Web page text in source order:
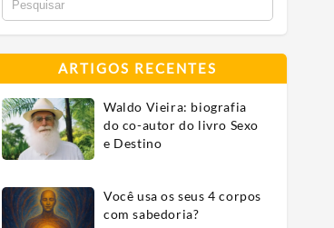
ARTIGOS RECENTES
Waldo Vieira: biografia
do co-autor do livro Sexo
e Destino
Você usa os seus 4 corpos
com sabedoria?